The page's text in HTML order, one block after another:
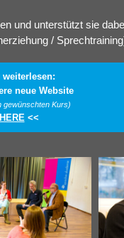
und unterstützt sie
/
weiterlesen:
neue Website
gewünschten Kurs)
<<